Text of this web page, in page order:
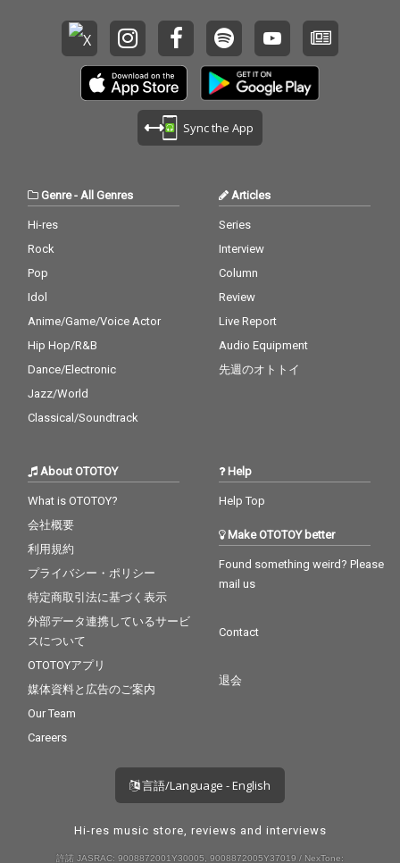
Sync the App
Genre-All Genres
Hi-res
Rock
Pop
Idol
Anime/Game/Voice Actor
Hip Hop/R&B
Dance/Electronic
Jazz/World
Classical/Soundtrack
Articles
Series
Interview
Column
Review
Live Report
Audio Equipment
先週のオトトイ
About OTOTOY
What is OTOTOY?
会社概要
利用規約
プライバシー・ポリシー
特定商取引法に基づく表示
外部データ連携しているサービ
スについて
OTOTOYアプリ
媒体資料と広告のご案内
Our Team
Careers
Help
Help Top
Make OTOTOY better
Found something weird? Please
mail us
Contact
退会
言語/Language - English
Hi-res music store, reviews and interviews
許諾 JASRAC: 9008872001Y30005, 9008872005Y37019 / NexTone: